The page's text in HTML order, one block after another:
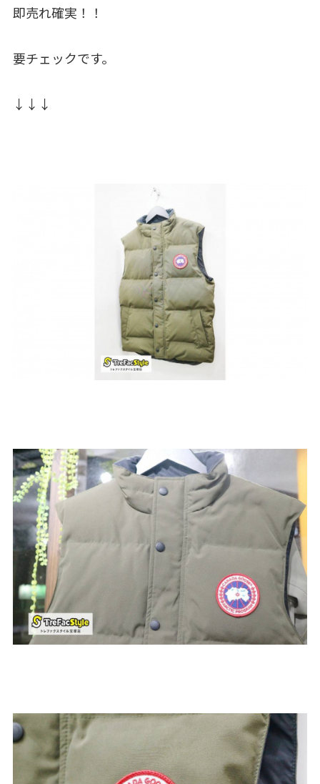
即売れ確実！！
要チェックです。
↓↓↓